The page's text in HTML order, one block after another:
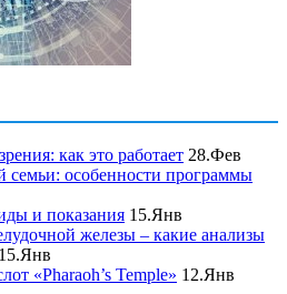
как это работает 28.Фев
семьи: особенности программы
и показания 15.Янв
железы – какие анализы
15.Янв
«Pharaoh’s Temple» 12.Янв